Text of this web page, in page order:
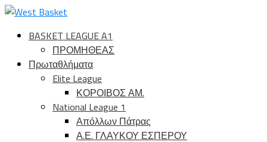
BASKET LEAGUE A1
ΠΡΟΜΗΘΕΑΣ
Πρωταθλήματα
Elite League
ΚΟΡΟΙΒΟΣ ΑΜ.
National League 1
Απόλλων Πάτρας
Α.Ε. ΓΛΑΥΚΟΥ ΕΣΠΕΡΟΥ